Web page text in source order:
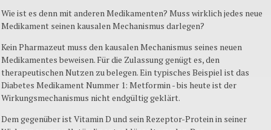
Wie ist es denn mit anderen Medikamenten? Muss wirklich jedes neue
Medikament seinen kausalen Mechanismus darlegen?
Kein Pharmazeut muss den kausalen Mechanismus seines neuen
Medikamentes beweisen. Für die Zulassung genügt es, den
therapeutischen Nutzen zu belegen. Ein typisches Beispiel ist das
Diabetes Medikament Nummer 1: Metformin - bis heute ist der
Wirkungsmechanismus nicht endgültig geklärt.
Dem gegenüber ist Vitamin D und sein Rezeptor-Protein in seiner